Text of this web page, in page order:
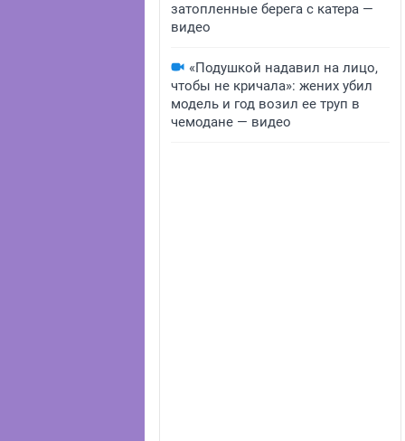
затопленные берега с катера —
видео
«Подушкой надавил на лицо,
чтобы не кричала»: жених убил
модель и год возил ее труп в
чемодане — видео